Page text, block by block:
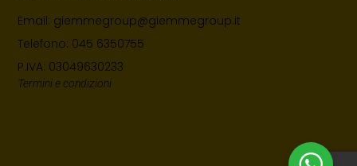
Email: giemmegroup@giemmegroup.it
Telefono: 045 6350755
P.IVA: 03049630233
Termini e condizioni